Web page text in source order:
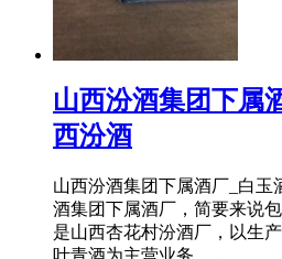
山西汾酒集团下属
西汾酒
山西汾酒集团下属酒厂_白玉
酒集团下属酒厂，简要来说
是山西杏花村汾酒厂，以生